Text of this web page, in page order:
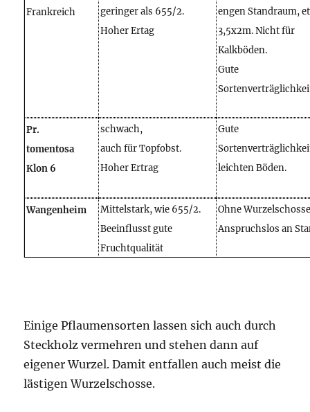
Frankreich
geringer als 655/2.
Hoher Ertag
engen Standraum,
3,5x2m. Nicht für
Kalkböden.
Gute
Pr.
tomentosa
Klon 6
schwach,
auch für Topfobst.
Hoher Ertrag
Gute
leichten Böden.
Wangenheim
Mittelstark, wie 655/2.
Beeinflusst gute
Fruchtqualität
Ohne
Anspruchslos an
Einige Pflaumensorten lassen sich auch durch
Steckholz vermehren und stehen dann auf
eigener Wurzel. Damit entfallen auch meist die
lästigen Wurzelschosse.